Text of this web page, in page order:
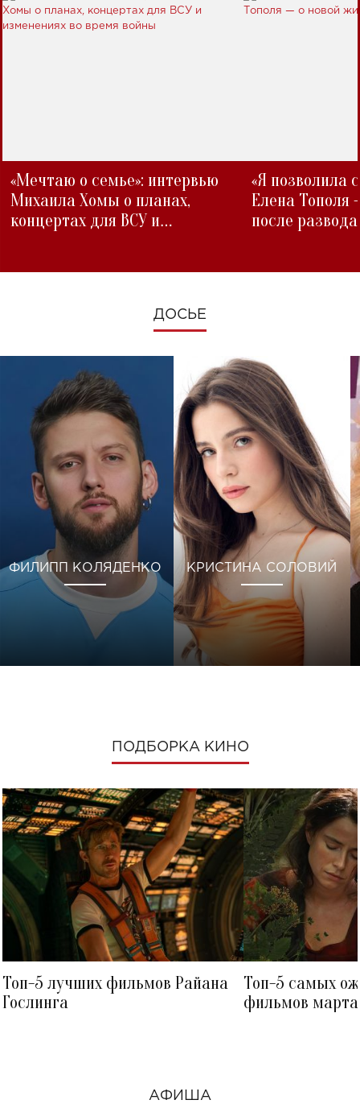
«Мечтаю о семье»: интервью
Михаила Хомы о планах,
концертах для ВСУ и
«Я позволила
Елена Тополя
после развода
ДОСЬЕ
ФИЛИПП КОЛЯДЕНКО КРИСТИНА СОЛОВИЙ
ПОДБОРКА КИНО
Топ-5 лучших фильмов Райана
Гослинга
Топ-5 самых
фильмов
АФИША